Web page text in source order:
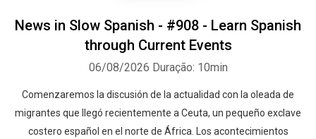
News in Slow Spanish - #908 - Learn Spanish
through Current Events
06/08/2026 Duração: 10min
Comenzaremos la discusión de la actualidad con la oleada de
migrantes que llegó recientemente a Ceuta, un pequeño exclave
costero español en el norte de África. Los acontecimientos